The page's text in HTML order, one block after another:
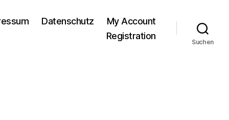
Datenschutz
My Account
Registration
Suchen